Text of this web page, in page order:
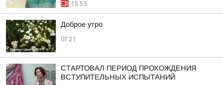
15:53
Доброе утро
07:21
СТАРТОВАЛ ПЕРИОД ПРОХОЖДЕНИЯ
ВСТУПИТЕЛЬНЫХ ИСПЫТАНИЙ